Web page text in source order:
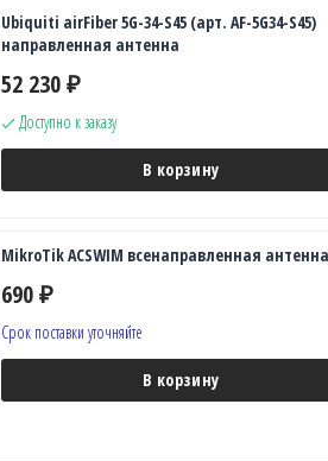
Ubiquiti airFiber 5G-34-S45 (арт. AF-5G34-S45)
направленная антенна
52 230 ₽
Доступно к заказу
В корзину
MikroTik ACSWIM всенаправленная антенна
690 ₽
Срок поставки уточняйте
В корзину